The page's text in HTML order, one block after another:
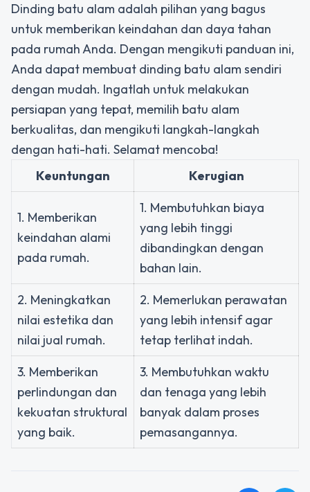
Dinding batu alam adalah pilihan yang bagus
untuk memberikan keindahan dan daya tahan
pada rumah Anda. Dengan mengikuti panduan ini,
Anda dapat membuat dinding batu alam sendiri
dengan mudah. Ingatlah untuk melakukan
persiapan yang tepat, memilih batu alam
berkualitas, dan mengikuti langkah-langkah
dengan hati-hati. Selamat mencoba!
Keuntungan
Kerugian
1. Memberikan
keindahan alami
pada rumah.
1. Membutuhkan biaya
yang lebih tinggi
dibandingkan dengan
bahan lain.
2. Meningkatkan
nilai estetika dan
nilai jual rumah.
2. Memerlukan perawatan
yang lebih intensif agar
tetap terlihat indah.
3. Memberikan
perlindungan dan
kekuatan struktural
yang baik.
3. Membutuhkan waktu
dan tenaga yang lebih
banyak dalam proses
pemasangannya.